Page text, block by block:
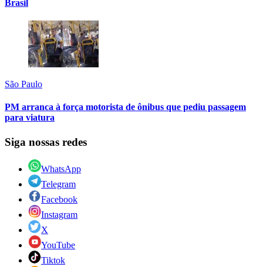
Brasil
São Paulo
PM arranca à força motorista de ônibus que pediu passagem
para viatura
Siga nossas redes
WhatsApp
Telegram
Facebook
Instagram
X
YouTube
Tiktok